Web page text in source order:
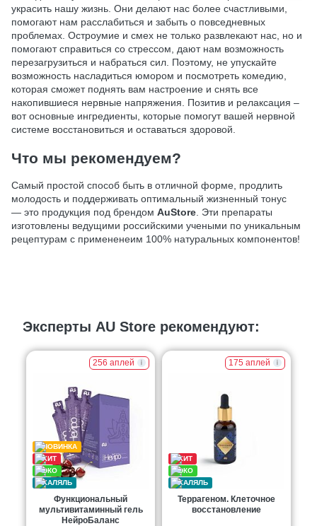
украсить нашу жизнь. Они делают нас более счастливыми,
помогают нам расслабиться и забыть о повседневных
проблемах. Остроумие и смех не только развлекают нас, но и
помогают справиться со стрессом, дают нам возможность
перезагрузиться и набраться сил. Поэтому, не упускайте
возможность насладиться юмором и посмотреть комедию,
которая сможет поднять вам настроение и снять все
накопившиеся нервные напряжения. Позитив и релаксация –
вот основные ингредиенты, которые помогут вашей нервной
системе восстановиться и оставаться здоровой.
Что мы рекомендуем?
Самый простой способ быть в отличной форме, продлить
молодость и поддерживать оптимальный жизненный тонус
— это продукция под брендом AuStore . Эти препараты
изготовлены ведущими российскими учеными по уникальным
рецептурам с примененеим 100% натуральных компонентов!
Эксперты AU Store рекомендуют:
256 аплей
Функциональный
мультивитаминный гель
НейроБаланс
175 аплей
Террагеном. Клеточное
восстановление